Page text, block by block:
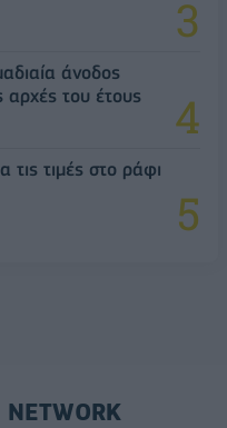
άνοδος
του έτους
τις τιμές στο ράφι